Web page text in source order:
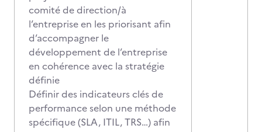
comité de direction/à
l’entreprise en les priorisant afin
d’accompagner le
développement de l’entreprise
en cohérence avec la stratégie
définie
Définir des indicateurs clés de
performance selon une méthode
spécifique (SLA, ITIL, TRS…) afin